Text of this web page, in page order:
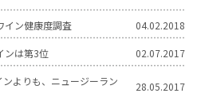
イン健康度調査 04.02.2018
ンは第3位 02.07.2017
よりも、ニュージーラン
28.05.2017